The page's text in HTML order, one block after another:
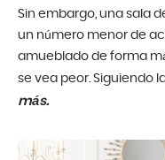
Sin embargo, una sala
un número menor de
amueblado de forma
se vea peor. Siguiendo
más.